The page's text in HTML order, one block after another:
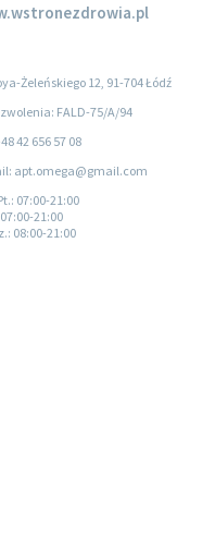
Żeleńskiego 12, 91-704 Łódź
FALD-75/A/94
42 656 57 08
apt.omega@gmail.com
: 07:00-21:00
21:00
: 08:00-21:00